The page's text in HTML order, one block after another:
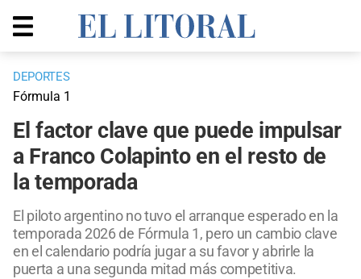
DEPORTES
Fórmula 1
El factor clave que puede impulsar
a Franco Colapinto en el resto de
la temporada
El piloto argentino no tuvo el arranque esperado en la
temporada 2026 de Fórmula 1, pero un cambio clave
en el calendario podría jugar a su favor y abrirle la
puerta a una segunda mitad más competitiva.